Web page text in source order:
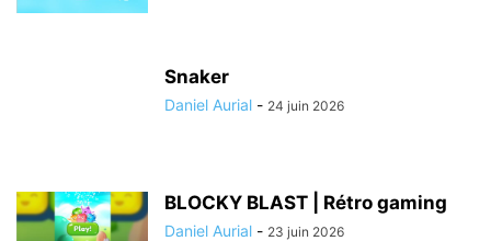
Snaker
Daniel Aurial - 24 juin 2026
BLOCKY BLAST | Rétro gaming
Daniel Aurial - 23 juin 2026